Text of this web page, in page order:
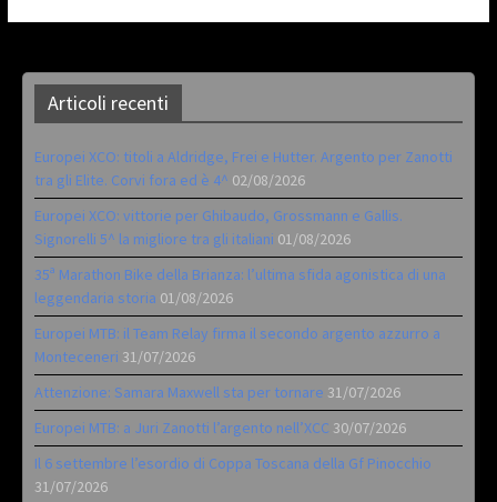
Articoli recenti
Europei XCO: titoli a Aldridge, Frei e Hutter. Argento per Zanotti
tra gli Elite. Corvi fora ed è 4^ 02/08/2026
Europei XCO: vittorie per Ghibaudo, Grossmann e Gallis.
Signorelli 5^ la migliore tra gli italiani 01/08/2026
35ª Marathon Bike della Brianza: l’ultima sfida agonistica di una
leggendaria storia 01/08/2026
Europei MTB: il Team Relay firma il secondo argento azzurro a
Monteceneri 31/07/2026
Attenzione: Samara Maxwell sta per tornare 31/07/2026
Europei MTB: a Juri Zanotti l’argento nell’XCC 30/07/2026
Il 6 settembre l’esordio di Coppa Toscana della Gf Pinocchio
31/07/2026